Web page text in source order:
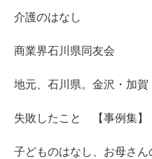
介護のはなし
商業界石川県同友会
地元、石川県。金沢・加賀
失敗したこと 【事例集】
子どものはなし、お母さん